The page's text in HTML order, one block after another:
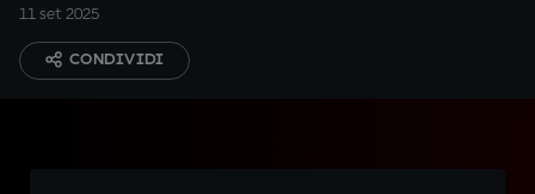
11 set 2025
CONDIVIDI